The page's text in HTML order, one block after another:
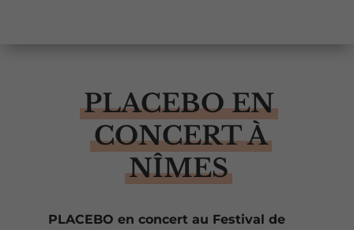
PLACEBO EN
CONCERT À
NÎMES
PLACEBO en concert au Festival de